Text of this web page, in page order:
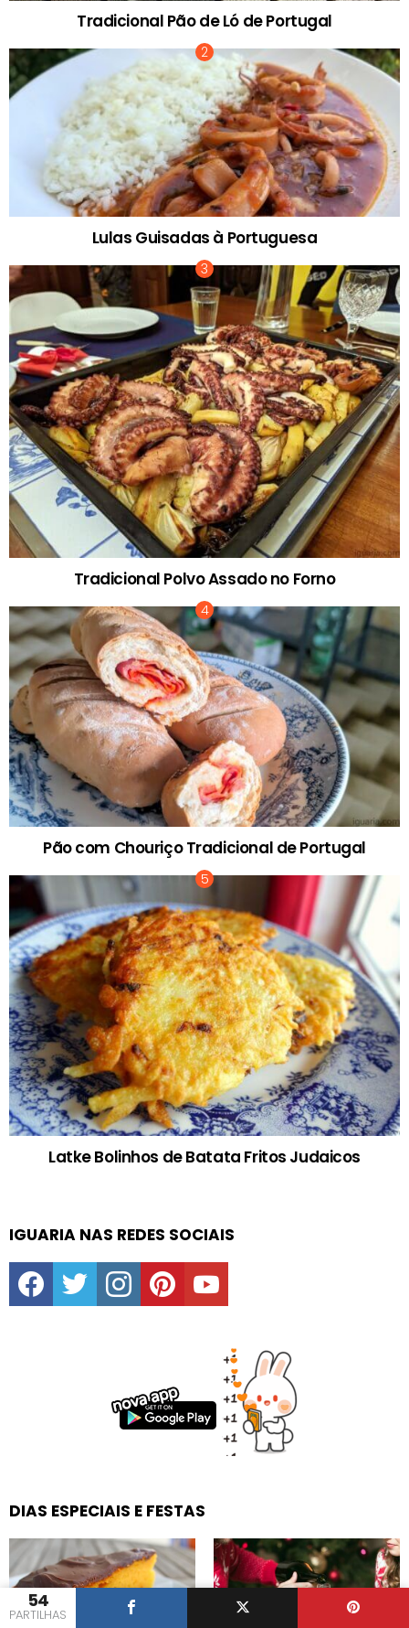
54
PARTILHAS
Tradicional Pão de Ló de Portugal
Lulas Guisadas à Portuguesa
Tradicional Polvo Assado no Forno
Pão com Chouriço Tradicional de Portugal
Latke Bolinhos de Batata Fritos Judaicos
IGUARIA NAS REDES SOCIAIS
facebooktwitter instagrampinterestyoutube
DIAS ESPECIAIS E FESTAS